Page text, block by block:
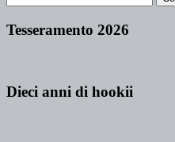
Tesseramento 2026
Dieci anni di hookii